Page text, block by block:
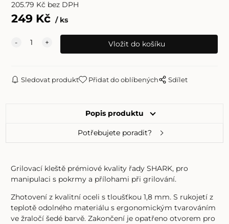
205.79 Kč bez DPH
249Kč ks
Sledovat produkt Přidat do oblíbených Sdílet
Popis produktu
Potřebujete poradit?
Grilovací kleště prémiové kvality řady SHARK, pro
manipulaci s pokrmy a přílohami při grilování.
Zhotovení z kvalitní oceli s tloušťkou 1,8 mm. S rukojetí z
teplotě odolného materiálu s ergonomickým tvarováním
ve žraločí šedé barvě. Zakončení je opatřeno otvorem pro